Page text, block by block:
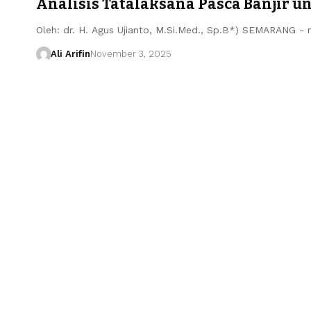
Analisis Tatalaksana Pasca Banjir
​Oleh: dr. H. Agus Ujianto, M.Si.Med., Sp.B*) SEMARANG
Ali ArifinNovember 3, 2025